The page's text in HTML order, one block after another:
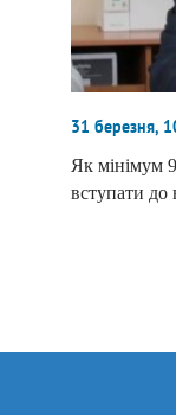
31 березня,
Як мінімум
вступати до